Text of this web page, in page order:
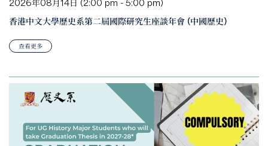
2026年08月14日 (2:00 pm - 5:00 pm)
香港中文大學歷史系第二屆國際研究生座談年會 (中國歷史)
查看更多